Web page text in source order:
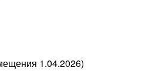
1.04.2026)